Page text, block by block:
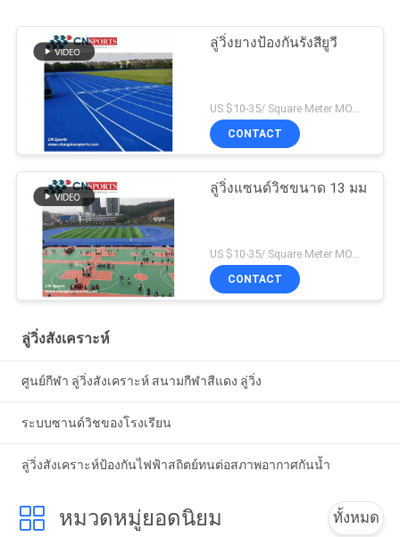
ลู่วิ่งยางป้องกันรังสียูวี
CONTACT
ลู่วิ่งแซนด์วิชขนาด 13 มม
CONTACT
ลู่วิ่งสังเคราะห์
ศูนย์กีฬา ลู่วิ่งสังเคราะห์ สนามกีฬาสีแดง ลู่วิ่ง
ระบบซานด์วิชของโรงเรียน
ลู่วิ่งสังเคราะห์ป้องกันไฟฟ้าสถิตย์ทนต่อสภาพอากาศกันน้ำ
หมวดหมู่ยอดนิยม ทั้งหมด